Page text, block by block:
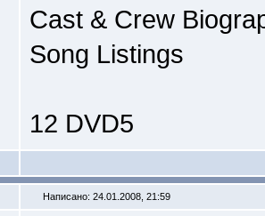
Cast & Crew
Song Listings
12 DVD5
Написано: 24.01.2008, 21:59